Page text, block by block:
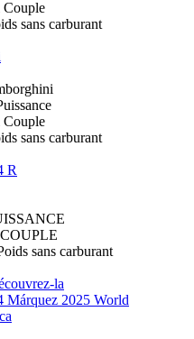
Couple
sans carburant
Couple
sans carburant
R
COUPLE
sans carburant
la
Márquez 2025 World